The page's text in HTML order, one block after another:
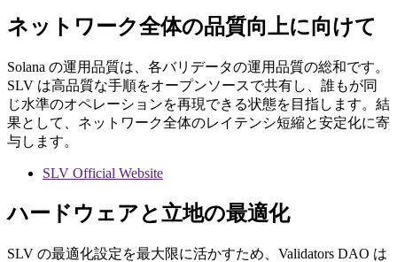
ネットワーク全体の品質向上に向けて
Solana の運用品質は、各バリデータの運用品質の総和です。
SLV は高品質な手順をオープンソースで共有し、誰もが同
じ水準のオペレーションを再現できる状態を目指します。結
果として、ネットワーク全体のレイテンシ短縮と安定化に寄
与します。
SLV Official Website
ハードウェアと立地の最適化
SLV の最適化設定を最大限に活かすため、Validators DAO は